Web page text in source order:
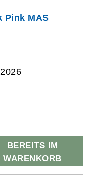
Pink MAS
BEREITS IM
WARENKORB